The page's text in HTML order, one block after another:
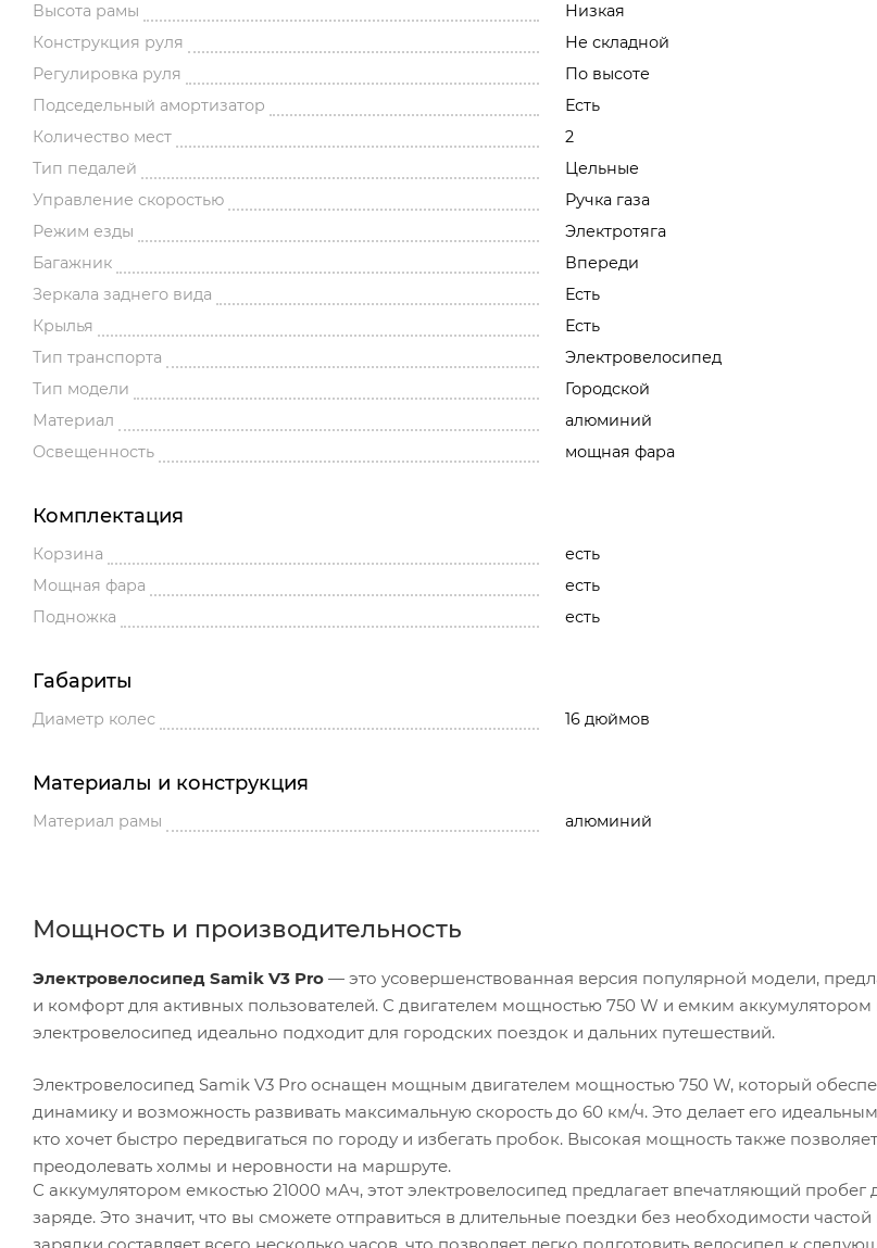
Высота рамы
Низкая
Конструкция руля
Не складной
Регулировка руля
По высоте
Подседельный амортизатор
Есть
Количество мест
2
Тип педалей
Цельные
Управление скоростью
Ручка газа
Режим езды
Электротяга
Багажник
Впереди
Зеркала заднего вида
Есть
Крылья
Есть
Тип транспорта
Электровелосипед
Тип модели
Городской
Материал
алюминий
Освещенность
мощная фара
Комплектация
Корзина
есть
Мощная фара
есть
Подножка
есть
Габариты
Диаметр колес 16 дюймов
Материалы и конструкция
Материал рамы алюминий
Мощность и производительность
Электровелосипед Samik V3 Pro — это усовершенствованная версия популярной модели,
и комфорт для активных пользователей. С двигателем мощностью 750 W и емким аккумулятором
электровелосипед идеально подходит для городских поездок и дальних путешествий.
Электровелосипед Samik V3 Pro оснащен мощным двигателем мощностью 750 W, который
динамику и возможность развивать максимальную скорость до 60 км/ч. Это делает его
кто хочет быстро передвигаться по городу и избегать пробок. Высокая мощность также
преодолевать холмы и неровности на маршруте.
С аккумулятором емкостью 21000 мАч, этот электровелосипед предлагает впечатляющий
заряде. Это значит, что вы сможете отправиться в длительные поездки без необходимости